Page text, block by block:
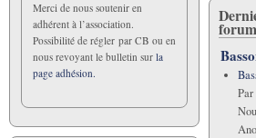
Merci de nous soutenir en
adhérent à l’association.
Possibilité de régler par CB ou en
nous revoyant le bulletin sur la
page adhésion.
forum
Par